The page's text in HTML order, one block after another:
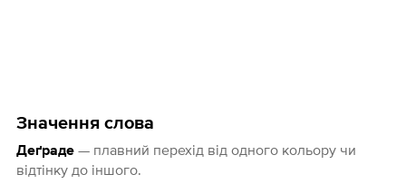
Значення слова
Деґраде— плавний перехід від одного кольору чи
відтінку до іншого.